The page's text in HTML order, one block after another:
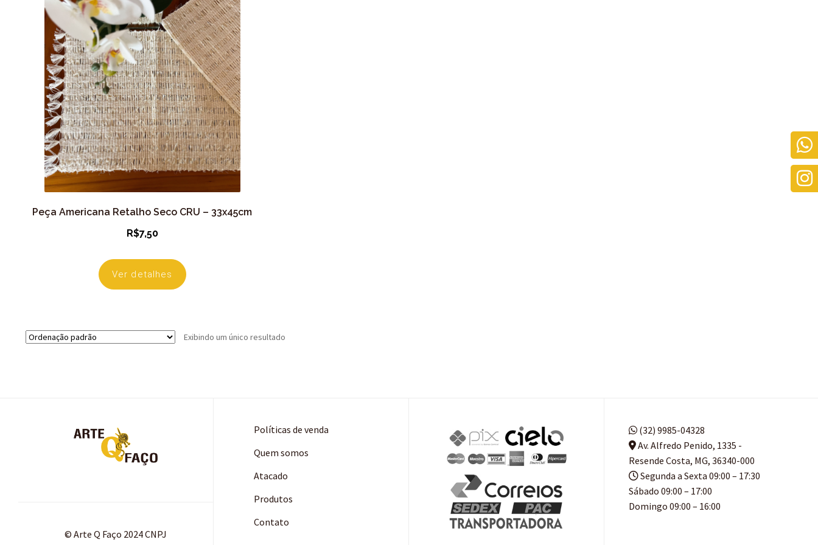
Peça Americana Retalho Seco CRU – 33x45cm
R$7,50
Ver detalhes
Exibindo um único resultado
© Arte Q Faço 2024 CNPJ
Políticas de venda
Quem somos
Atacado
Produtos
Contato
(32) 9985-04328
Av. Alfredo Penido, 1335 -
Resende Costa, MG, 36340-000
Segunda a Sexta 09:00 – 17:30
Sábado 09:00 – 17:00
Domingo 09:00 – 16:00